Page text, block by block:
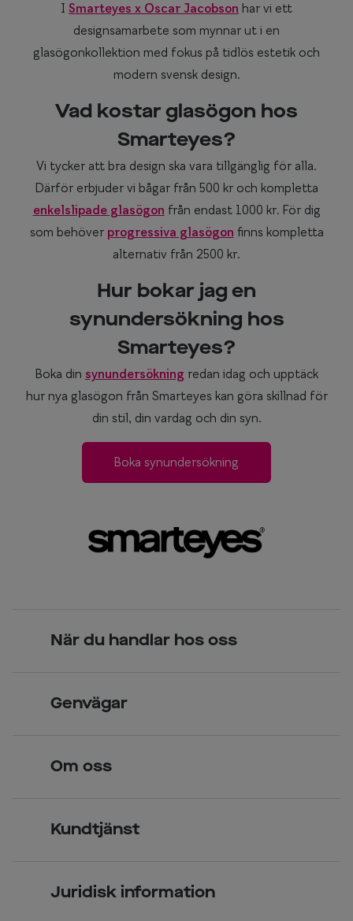
I Smarteyes x Oscar Jacobson har vi ett
designsamarbete som mynnar ut i en
glasögonkollektion med fokus på tidlös estetik och
modern svensk design.
Vad kostar glasögon hos
Smarteyes?
Vi tycker att bra design ska vara tillgänglig för alla.
Därför erbjuder vi bågar från 500 kr och kompletta
enkelslipade glasögon från endast 1000 kr. För dig
som behöver progressiva glasögon finns kompletta
alternativ från 2500 kr.
Hur bokar jag en
synundersökning hos
Smarteyes?
Boka din synundersökning redan idag och upptäck
hur nya glasögon från Smarteyes kan göra skillnad för
din stil, din vardag och din syn.
Boka synundersökning
När du handlar hos oss
Över 70 butiker
Genvägar
Kontaktlinser
Om oss
Kundtjänst
Juridisk information